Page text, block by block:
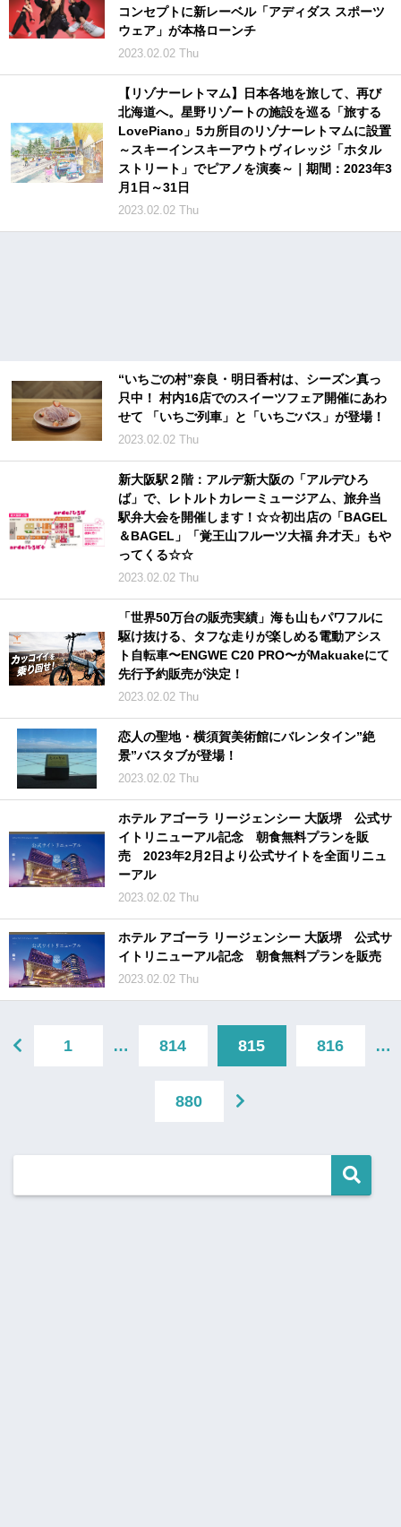
コンセプトに新レーベル「アディダス スポーツ
ウェア」が本格ローンチ
2023.02.02 Thu
【リゾナーレトマム】日本各地を旅して、再び
北海道へ。星野リゾートの施設を巡る「旅する
LovePiano」5カ所目のリゾナーレトマムに設置
～スキーインスキーアウトヴィレッジ「ホタル
ストリート」でピアノを演奏～｜期間：2023年3
月1日～31日
2023.02.02 Thu
“いちごの村”奈良・明日香村は、シーズン真っ
只中！ 村内16店でのスイーツフェア開催にあわ
せて 「いちご列車」と「いちごバス」が登場！
2023.02.02 Thu
新大阪駅２階：アルデ新大阪の「アルデひろ
ば」で、レトルトカレーミュージアム、旅弁当
駅弁大会を開催します！☆☆初出店の「BAGEL
＆BAGEL」「覚王山フルーツ大福 弁才天」もや
ってくる☆☆
2023.02.02 Thu
「世界50万台の販売実績」海も山もパワフルに
駆け抜ける、タフな走りが楽しめる電動アシス
ト自転車〜ENGWE C20 PRO〜がMakuakeにて
先行予約販売が決定！
2023.02.02 Thu
恋人の聖地・横須賀美術館にバレンタイン”絶
景”バスタブが登場！
2023.02.02 Thu
ホテル アゴーラ リージェンシー 大阪堺 公式サ
イトリニューアル記念 朝食無料プランを販
売 2023年2月2日より公式サイトを全面リニュ
ーアル
2023.02.02 Thu
ホテル アゴーラ リージェンシー 大阪堺 公式サ
イトリニューアル記念 朝食無料プランを販売
2023.02.02 Thu
1 … 814 815 816 …
880